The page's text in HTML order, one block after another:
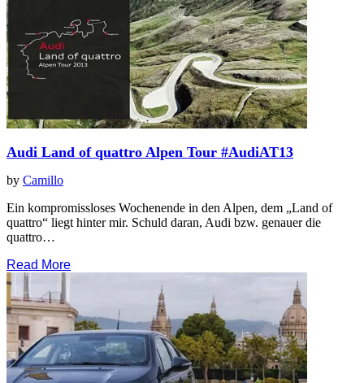
Audi Land of quattro Alpen Tour #AudiAT13
by Camillo
Ein kompromissloses Wochenende in den Alpen, dem „Land of
quattro“ liegt hinter mir. Schuld daran, Audi bzw. genauer die
quattro…
Read More